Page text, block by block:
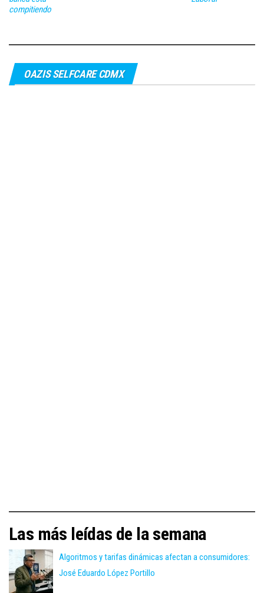
compitiendo
OAZIS SELFCARE CDMX
Las más leídas de la semana
Algoritmos y tarifas dinámicas afectan a consumidores:
José Eduardo López Portillo